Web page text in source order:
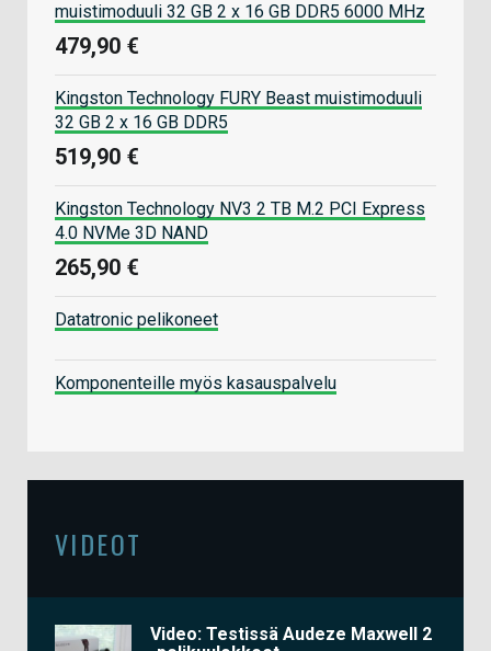
muistimoduuli 32 GB 2 x 16 GB DDR5 6000 MHz
479,90 €
Kingston Technology FURY Beast muistimoduuli
32 GB 2 x 16 GB DDR5
519,90 €
Kingston Technology NV3 2 TB M.2 PCI Express
4.0 NVMe 3D NAND
265,90 €
Datatronic pelikoneet
Komponenteille myös kasauspalvelu
VIDEOT
Video: Testissä Audeze Maxwell 2